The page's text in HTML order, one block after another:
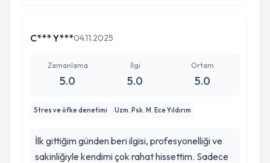
düşündüğüm gibi gerici geçmedi. Kendisine çok
teşekkür ederim. Umarım bütün görüşmelerimiz
C*** Y***04.11.2025
Zamanlama
5.0
İlgi
5.0
Ortam
5.0
Stres ve öfke denetimi Uzm. Psk. M. Ece Yıldırım
İlk gittiğim günden beri ilgisi, profesyonelliği ve
sakinliğiyle kendimi çok rahat hissettim. Sadece